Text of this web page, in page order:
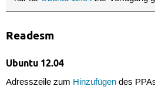
Readesm
Ubuntu 12.04
Adresszeile zum Hinzufügendes